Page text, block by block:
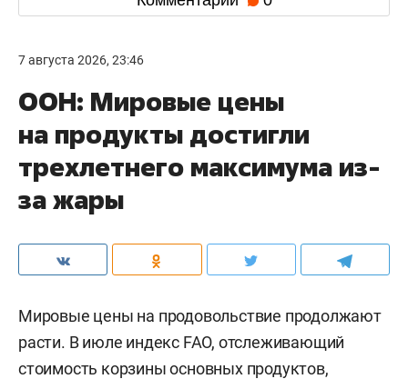
7 августа 2026, 23:46
ООН: Мировые цены
на продукты достигли
трехлетнего максимума из-
за жары
Мировые цены на продовольствие продолжают
расти. В июле индекс FAO, отслеживающий
стоимость корзины основных продуктов,